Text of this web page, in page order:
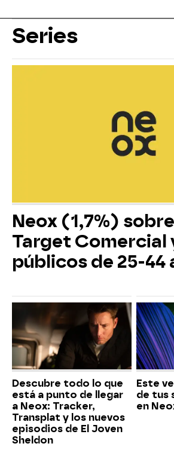
Series
Neox (1,7%)
Target Comercial
públicos de 25-44
Descubre todo lo que
está a punto de llegar
a Neox: Tracker,
Transplat y los nuevos
episodios de El Joven
Sheldon
Este
de tus
en